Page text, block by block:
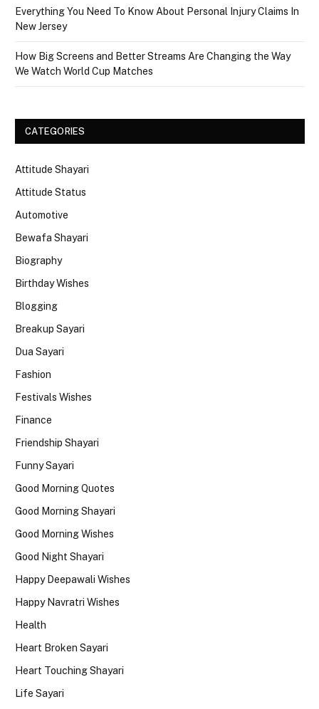
Everything You Need To Know About Personal Injury Claims In
New Jersey
How Big Screens and Better Streams Are Changing the Way
We Watch World Cup Matches
CATEGORIES
Attitude Shayari
Attitude Status
Automotive
Bewafa Shayari
Biography
Birthday Wishes
Blogging
Breakup Sayari
Dua Sayari
Fashion
Festivals Wishes
Finance
Friendship Shayari
Funny Sayari
Good Morning Quotes
Good Morning Shayari
Good Morning Wishes
Good Night Shayari
Happy Deepawali Wishes
Happy Navratri Wishes
Health
Heart Broken Sayari
Heart Touching Shayari
Life Sayari